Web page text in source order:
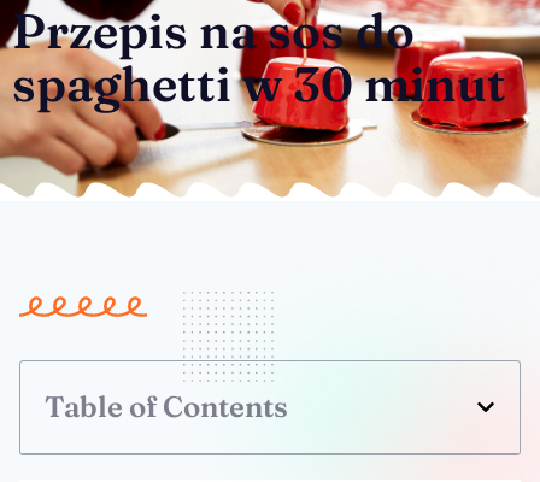
Przepis na sos do
spaghetti w 30 minut
Table of Contents